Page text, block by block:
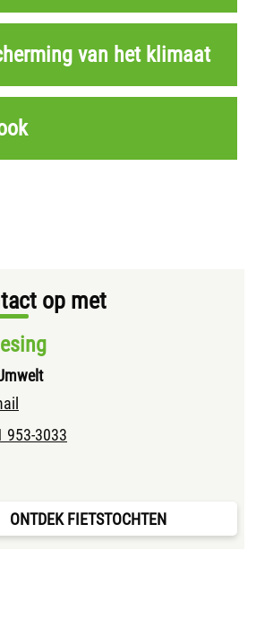
van het klimaat
op met
953-3033
ONTDEK FIETSTOCHTEN